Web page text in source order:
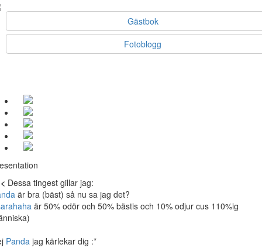
Gästbok
Fotoblogg
Dessa tingest gillar jag:
är bra (bäst) så nu sa jag det?
är 50% odör och 50% bästis och 10% odjur cus 110%ig
Panda jag kärlekar dig :*